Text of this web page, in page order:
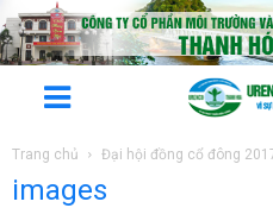
Trang chủ Đại hội đồng cổ đông
images